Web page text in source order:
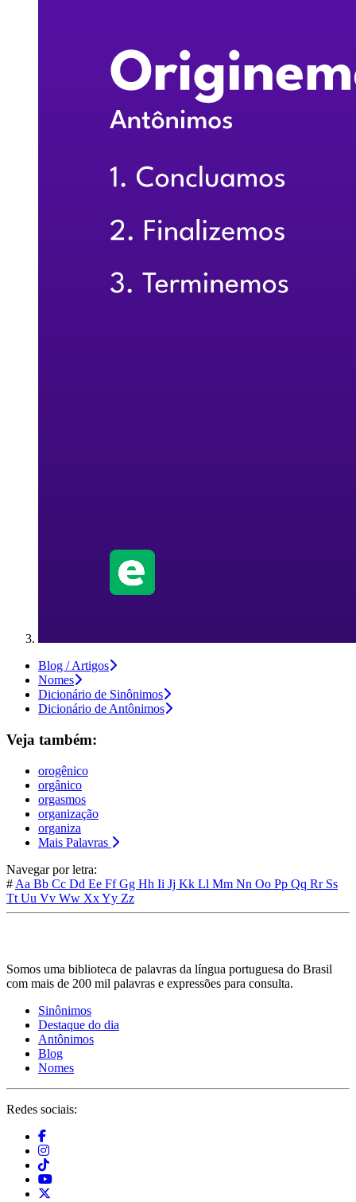
Blog / Artigos
Nomes
Dicionário de Sinônimos
Dicionário de Antônimos
Veja também:
orogênico
orgânico
orgasmos
organização
organiza
Mais Palavras
Navegar por letra:
# Aa Bb Cc Dd Ee FfGg Hh Ii Jj Kk Ll Mm Nn Oo Pp Qq Rr Ss
Tt Uu Vv Ww XxYy Zz
Somos uma biblioteca de palavras da língua portuguesa do Brasil
com mais de 200 mil palavras e expressões para consulta.
Sinônimos
Destaque do dia
Antônimos
Blog
Nomes
Redes sociais: